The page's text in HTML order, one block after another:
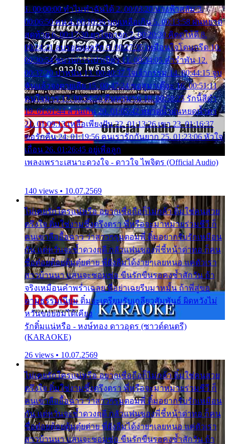
1. 00:00:00 ทำไมทำฉันได้ 2. 00:03:20 นางฟ้าสลัม 3.
00:06:50 คน 4. 00:10:36 บุญเหลือเกิน 5. 00:13:58 ฝนหยาด
สุดท้าย 6. 00:17:30 ยาใจยาจก 7. 00:20:30 คิดดูให้ดี 8.
00:24:21 ลบรอยแผลรัก 9. 00:27:35 เหมือนใจโดนกรีด 10.
00:30:54 ขบวนการเปาเปียว 11. 00:34:05 คำรำพัน 12.
00:37:20 ปาหนัน 13. 00:40:37 ใจเจ้ากรรม 14. 00:44:15 จูบ
ฉันแล้วจงตายเสีย 15. 00:47:24 ขอสูมาเต๊อะ 16. 00:51:11
คนใจมาร 17. 00:54:50 คืนทรมาน 18. 00:58:25 รักนี้สีดำ
19. 01:01:44 ส่วนเกิน 20. 01:05:42 หยาดน้ำฝนหยดน้ำตา
21. 01:09:13 เหลือเพียงฝัน 22. 01:13:26 เขา 23. 01:16:37
ขอรักคืน 24. 01:19:56 คนเรารักกันยาก 25. 01:23:06 หัวใจ
เถื่อน 26. 01:26:45 อยู่เพื่อลูก
เพลงเพราะเสนาะดวงใจ - ดาวใจ ไพจิตร (Official Audio)
140 views • 10.07.2569
ไม่เคยรักใครแน่หรือ อยากเชื่อถือก็ไม่กล้า ติ๋มใช่คนสวย
ตรึงใจ ติ๋มใช่งามซึ้งตรึงตรา พี่หรือจะมาหมายร่วมชีวี ก็
คนเขาลืออื้อฉาว ว่าสาวๆรุมตอมพี่ ติ๋มอยากรับรักเหมือน
กัน แต่หวั่นจะช้ำดวงฤดี กลัวแฟนของพี่ชี้หน้าด่าทอ ก็คน
ชื่อต๋อยต้อยตุ้มตุ๋ยต่าย พี่ยังลืมได้ง่ายๆเลยหนอ แค่ตัวเรา
สาวบ้านนา แสนจะซอมซ่อ ขืนรักขืนรอคงช้ำสักวัน ถ้า
จริงเหมือนคำพร่ำเฉลย พี่อย่าเฉยรีบมาหมั้น ถ้าพี่สู่ขอ
ตามธรรมเนียม ติ๋มจะเตรียมรับเกลียวสัมพันธ์ ผิดหวังไม่
หวั่นขอยอมได้เคียง
รักติ๋มแน่หรือ - หงษ์ทอง ดาวอุดร (ซาวด์ดนตรี)
(KARAOKE)
26 views • 10.07.2569
ไม่เคยรักใครแน่หรือ อยากเชื่อถือก็ไม่กล้า ติ๋มใช่คนสวย
ตรึงใจ ติ๋มใช่งามซึ้งตรึงตรา พี่หรือจะมาหมายร่วมชีวี ก็
คนเขาลืออื้อฉาว ว่าสาวๆรุมตอมพี่ ติ๋มอยากรับรักเหมือน
กัน แต่หวั่นจะช้ำดวงฤดี กลัวแฟนของพี่ชี้หน้าด่าทอ ก็คน
ชื่อต๋อยต้อยตุ้มตุ๋ยต่าย พี่ยังลืมได้ง่ายๆเลยหนอ แค่ตัวเรา
สาวบ้านนา แสนจะซอมซ่อ ขืนรักขืนรอคงช้ำสักวัน ถ้า